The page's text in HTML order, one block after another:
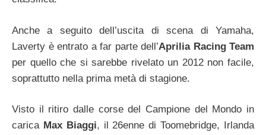
Anche a seguito dell’uscita di scena di Yamaha,
Laverty è entrato a far parte dell’Aprilia Racing Team
per quello che si sarebbe rivelato un 2012 non facile,
soprattutto nella prima metà di stagione.
Visto il ritiro dalle corse del Campione del Mondo in
carica Max Biaggi, il 26enne di Toomebridge, Irlanda